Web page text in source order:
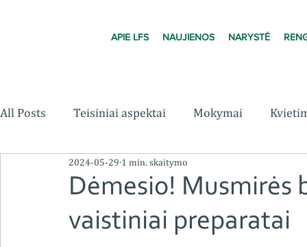
APIE LFS NAUJIENOS NARYSTĖ
All Posts Teisiniai aspektai Mokymai
Dėmesio! Musmirės
vaistiniai preparatai
2024-05-29 1 min. skaitymo